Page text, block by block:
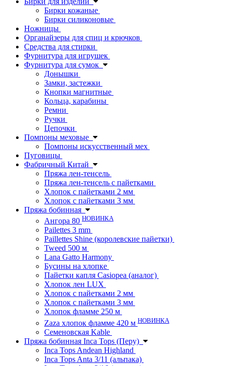
Бирки кожаные
Бирки силиконовые
Ножницы
Органайзеры для спиц и крючков
Средства для стирки
Фурнитура для игрушек
Фурнитура для сумок
Донышки
Замки, застежки
Кнопки магнитные
Кольца, карабины
Ремни
Ручки
Цепочки
Помпоны меховые
Помпоны искусственный мех
Пуговицы
Фабричный Китай
Пряжа лен-тенсель
Пряжа лен-тенсель с пайетками
Хлопок с пайетками 2 мм
Хлопок с пайетками 3 мм
Пряжа бобинная
Ангора 80 НОВИНКА
Pailettes 3 mm
Paillettes Shine (королевские пайетки)
Tweed 500 м
Lana Gatto Harmony
Бусины на хлопке
Пайетки капля Casiopea (аналог)
Хлопок лен LUX
Хлопок с пайетками 2 мм
Хлопок с пайетками 3 мм
Хлопок фламме 250 м
Zaza хлопок фламме 420 м НОВИНКА
Семеновская Kable
Пряжа бобинная Inca Tops (Перу)
Inca Tops Andean Highland
Inca Tops Anta 3/11 (альпака)